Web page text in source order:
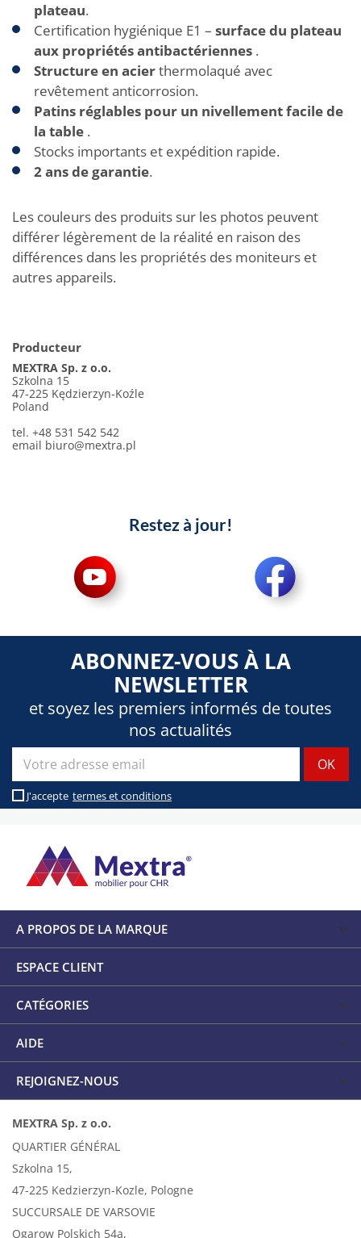
plateau.
Certification hygiénique E1 – surface du plateau
aux propriétés antibactériennes .
Structure en acierthermolaqué avec
revêtement anticorrosion.
Patins réglables pour un nivellement facile de
la table .
Stocks importants et expédition rapide.
2 ans de garantie.
Les couleurs des produits sur les photos peuvent
différer légèrement de la réalité en raison des
différences dans les propriétés des moniteurs et
autres appareils.
Producteur
MEXTRA Sp. z o.o.
Szkolna 15
47-225 Kędzierzyn-Koźle
Poland
tel. +48 531 542 542
email biuro@mextra.pl
Restez à jour!
ABONNEZ-VOUS À LA
NEWSLETTER
et soyez les premiers informés de toutes
nos actualités
J'accepte termes et conditions
A PROPOS DE LA MARQUE
ESPACE CLIENT
CATÉGORIES
AIDE
REJOIGNEZ-NOUS
MEXTRA Sp. z o.o.
QUARTIER GÉNÉRAL
Szkolna 15,
47-225 Kedzierzyn-Kozle, Pologne
SUCCURSALE DE VARSOVIE
Ogarow Polskich 54a,